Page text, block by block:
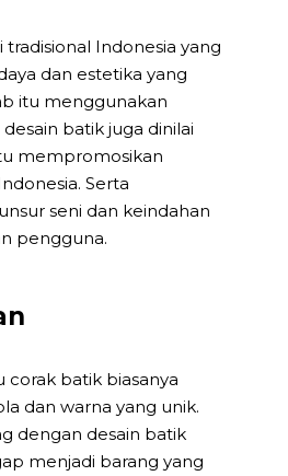
tradisional Indonesia yang
dan estetika yang
itu menggunakan
batik juga dinilai
mempromosikan
Serta
seni dan keindahan
pengguna.
corak batik biasanya
dan warna yang unik.
dengan desain batik
menjadi barang yang